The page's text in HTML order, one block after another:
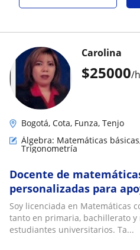
$25000/h
Carolina
Bogotá, Cota, Funza, Tenjo
Álgebra: Matemáticas
Trigonometría
Docente de
personalizadas para
asignaturas como
estadística, algebra,
Soy licenciada en Matemáticas
tanto en primaria, bachillerato y
estudiantes universitarios. Ta...